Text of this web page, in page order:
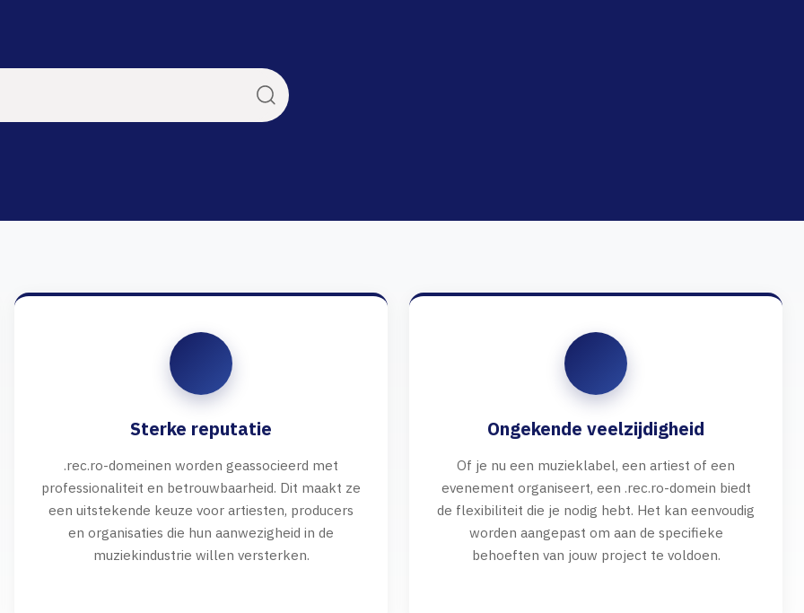
Sterke reputatie
.rec.ro-domeinen worden geassocieerd met
professionaliteit en betrouwbaarheid. Dit maakt ze
een uitstekende keuze voor artiesten, producers
en organisaties die hun aanwezigheid in de
muziekindustrie willen versterken.
Ongekende veelzijdigheid
Of je nu een muzieklabel, een artiest of een
evenement organiseert, een .rec.ro-domein biedt
de flexibiliteit die je nodig hebt. Het kan eenvoudig
worden aangepast om aan de specifieke
behoeften van jouw project te voldoen.